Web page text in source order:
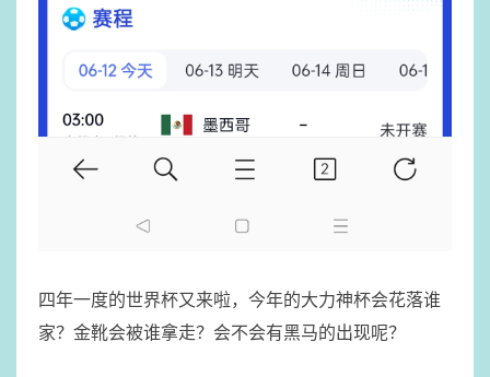
四年一度的世界杯又来啦，今年的大力神杯会花落谁
家？金靴会被谁拿走？会不会有黑马的出现呢？